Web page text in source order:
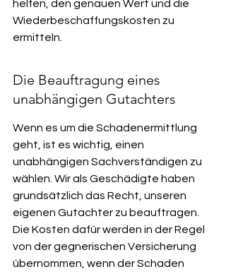
helfen, den genauen Wert und die
Wiederbeschaffungskosten zu
ermitteln.
Die Beauftragung eines
unabhängigen Gutachters
Wenn es um die Schadenermittlung
geht, ist es wichtig, einen
unabhängigen Sachverständigen zu
wählen. Wir als Geschädigte haben
grundsätzlich das Recht, unseren
eigenen Gutachter zu beauftragen.
Die Kosten dafür werden in der Regel
von der gegnerischen Versicherung
übernommen, wenn der Schaden